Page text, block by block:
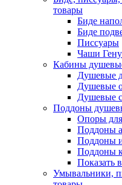
товары
Биде
Биде
Писсуары
Чаши
Кабины
Душевые
Душевые
Душевые
Поддоны
Опоры
Поддоны
Поддоны
Поддоны
Показать
Умывальники,